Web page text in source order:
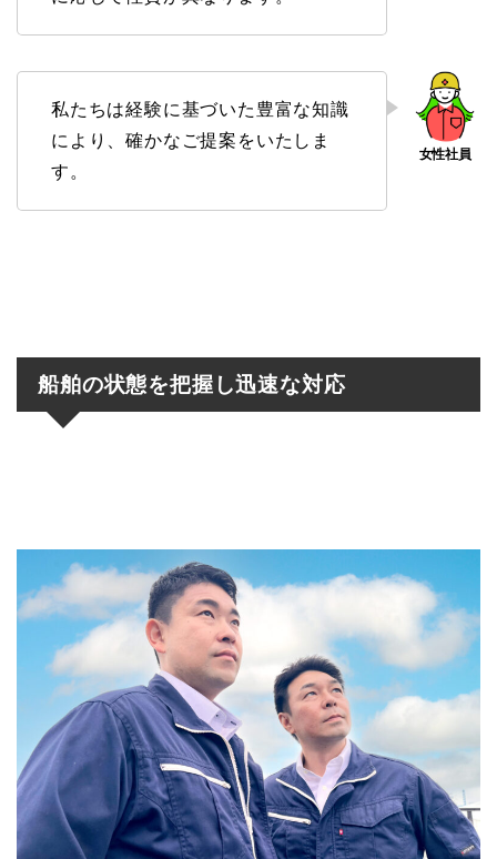
私たちは経験に基づいた豊富な知識
により、確かなご提案をいたしま
す。
船舶の状態を把握し迅速な対応